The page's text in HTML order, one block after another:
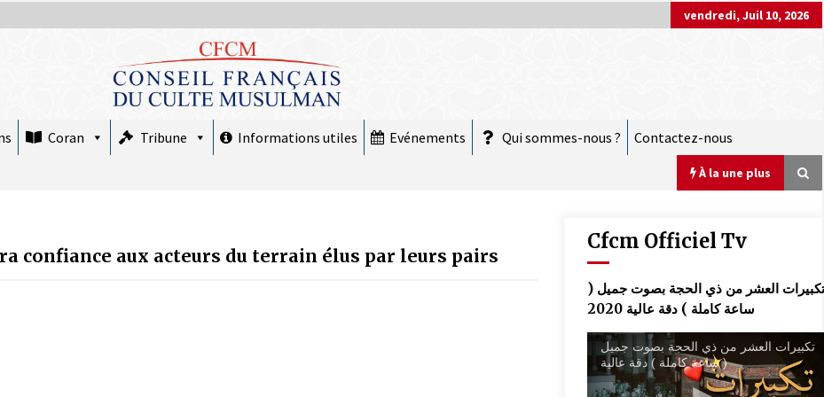
vendredi, Juil 10, 2026
Coran Tribune Informations utiles Evénements Qui sommes-nous ? Contactez-nous
À la une plus
est le jour de l’Aïd El Fitr
10 mars 2026
COMMUNIQUÉ :
confiance aux acteurs du terrain élus par leurs pairs
Cfcm Officiel Tv
تكبيرات العشر من ذي الحجة بصوت جميل (
ساعة كاملة ) دقة عالية 2020
تكبيرات العشر من ذي الحجة بصوت جميل
( ساعة كاملة ) دقة عالية